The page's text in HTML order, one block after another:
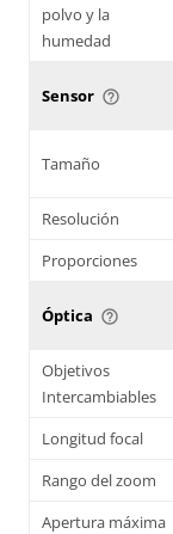
polvo y la
humedad
Sensor help_outline
Tamaño
Resolución
Proporciones
Óptica help_outline
Objetivos
Intercambiables
Longitud focal
Rango del zoom
Apertura máxima